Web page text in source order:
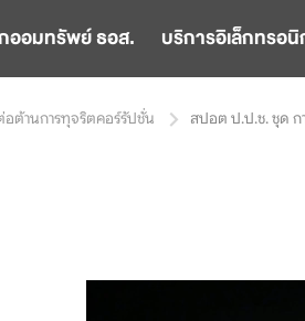
ออมทรัพย์ ธอส. บริการอิเล็กทรอ
อต้านการทุจริตคอร์รัปชั่น สปอต ป.ป.ช. ชุด ก